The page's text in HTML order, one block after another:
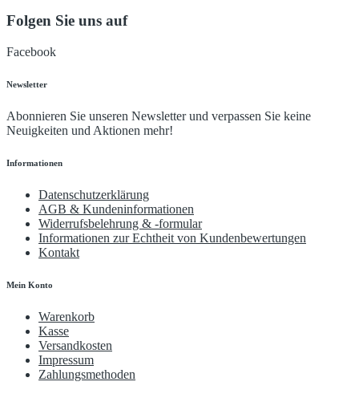
Folgen Sie uns auf
Facebook
Newsletter
Abonnieren Sie unseren Newsletter und verpassen Sie keine
Neuigkeiten und Aktionen mehr!
Informationen
Datenschutzerklärung
AGB & Kundeninformationen
Widerrufsbelehrung & -formular
Informationen zur Echtheit von Kundenbewertungen
Kontakt
Mein Konto
Warenkorb
Kasse
Versandkosten
Impressum
Zahlungsmethoden